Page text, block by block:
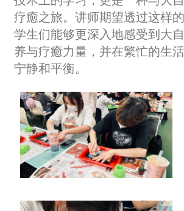
疗癒之旅。讲师期望透过这样
学生们能够更深入地感受到大
养与疗癒力量，并在繁忙的生
宁静和平衡。